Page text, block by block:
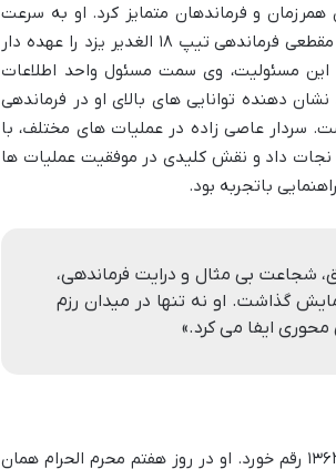
همرزمان و فرماندهان متمایز کرد. او به سرعت
مدارج ترقی را طی کرد و مسئولیت های مهمی را بر عهده گرفت. او در مقطعی فرماندهی تیپ ۱۸ الغدیر یزد را عهده دار
این مسئولیت، وی سمت مسئول واحد اطلاعات
نشان دهنده توانایی های بالای او در فرماندهی
سردار عاصی زاده در عملیات های مختلف، با
نجات داد و نقش کلیدی در موفقیت عملیات ها
باتجربه بود.
شجاعت بی مثال و درایت فرماندهی،
گذاشت. او نه تنها در میدان رزم
ایفا می کرد.»
سرانجام، تقدیر الهی برای سردار شهید ذبیح الله عاصی زاده، در سال ۱۳۶۲ رقم خورد. او در روز هفتم محرم الحرام همان